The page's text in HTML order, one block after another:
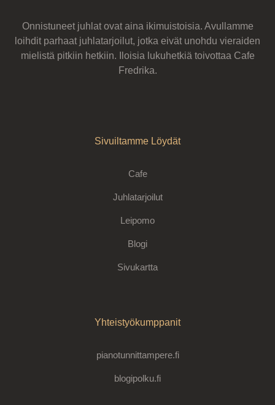
Onnistuneet juhlat ovat aina ikimuistoisia. Avullamme
loihdit parhaat juhlatarjoilut, jotka eivät unohdu vieraiden
mielistä pitkiin hetkiin. Iloisia lukuhetkiä toivottaa Cafe
Fredrika.
Sivuiltamme Löydät
Cafe
Juhlatarjoilut
Leipomo
Blogi
Sivukartta
Yhteistyökumppanit
pianotunnittampere.fi
blogipolku.fi